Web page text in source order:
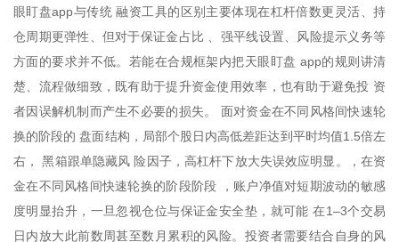
眼盯盘app与传统 融资工具的区别主要体现在杠杆倍数更灵活、持
仓周期更弹性、但对于保证金占比 、强平线设置、风险提示义务等
方面的要求并不低。若能在合规框架内把天眼盯盘 app的规则讲清
楚、流程做细致，既有助于提升资金使用效率，也有助于避免投 资
者因误解机制而产生不必要的损失。 面对资金在不同风格间快速轮
换的阶段的 盘面结构，局部个股日内高低差距达到平时均值1.5倍左
右， 黑箱跟单隐藏风 险因子，高杠杆下放大失误效应明显。，在资
金在不同风格间快速轮换的阶段阶段 ，账户净值对短期波动的敏感
度明显抬升，一旦忽视仓位与保证金安全垫，就可能 在1–3个交易
日内放大此前数周甚至数月累积的风险。投资者需要结合自身的风